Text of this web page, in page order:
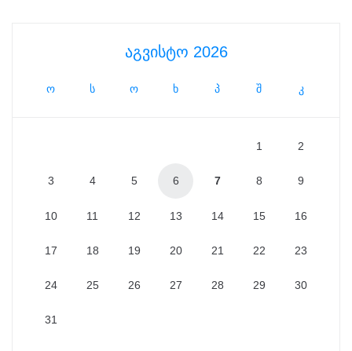
აგვისტო 2026
ო ს ო ხ პ შ კ
1 2
3 4 5 6 7 8 9
10 11 12 13 14 15 16
17 18 19 20 21 22 23
24 25 26 27 28 29 30
31